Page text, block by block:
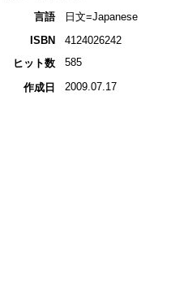
言語
日文=Japanese
ISBN
4124026242
ヒット数
585
作成日 2009.07.17